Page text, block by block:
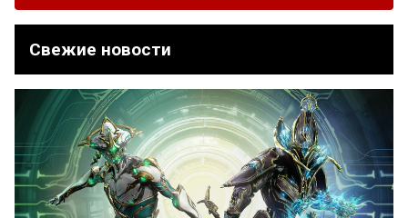
Свежие новости